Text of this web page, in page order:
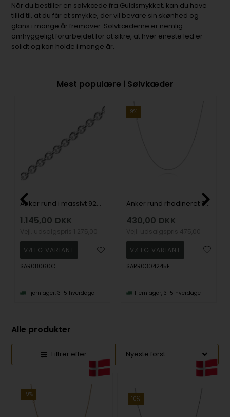
Når du bestiller en sølvkæde fra Guldsmykket, kan du have
tillid til, at du får et smykke, der vil bevare sin skønhed og
glans i mange år fremover. Sølvkæderne er nemlig
omhyggeligt forarbejdet for at sikre, at hver eneste led er
solidt og kan holde i mange år.
Mest populære i Sølvkæder
Anker rund i massivt 925 sterling sølv halskæde 2,3 mm bred (tråd 0,80) og længde 60 cm
1.145,00 DKK
SAR08060C
Fjernlager, 3-5 hverdage
9%
Anker rund rhodineret 925 sterling sølv halskæde 1,3 mm bred (tråd 0,30) og længde 42-45 cm (med ekstra øsken)
430,00 DKK
SARR0304245F
Fjernlager, 3-5 hverdage
Alle produkter
Filtrer efter
19%
10%